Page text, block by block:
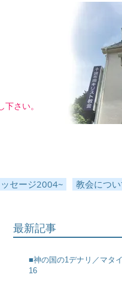
さい。
セージ2004~ 教会につ
最新記事
■神の国の1デナリ／マタイ
16